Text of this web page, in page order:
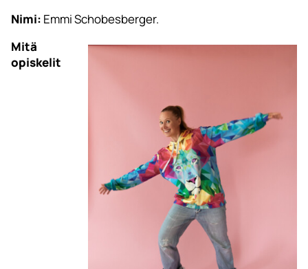
Nimi: Emmi Schobesberger.
Mitä
opiskelit